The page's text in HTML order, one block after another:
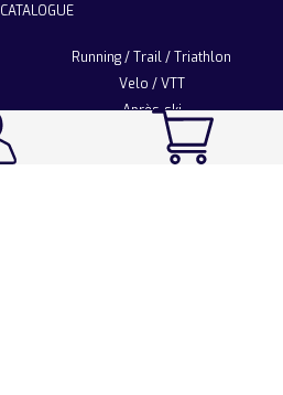
CATALOGUE
Running / Trail / Triathlon
Velo / VTT
Après-ski
Sport Fashion